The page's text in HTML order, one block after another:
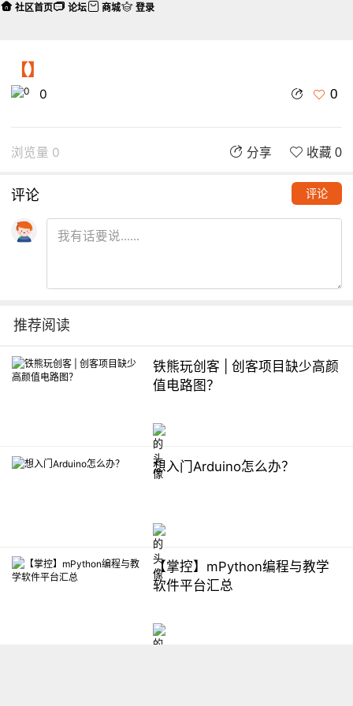
【】
0 0
浏览量 0 分享 收藏 0
评论 评论
推荐阅读
铁熊玩创客 | 创客项目缺少高颜
值电路图？
想入门Arduino怎么办？
【掌控】mPython编程与教学
软件平台汇总
社区首页 论坛 商城 登录